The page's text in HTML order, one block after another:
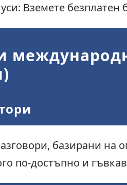
Вземете безплатен
базирани на
по-достъпно и